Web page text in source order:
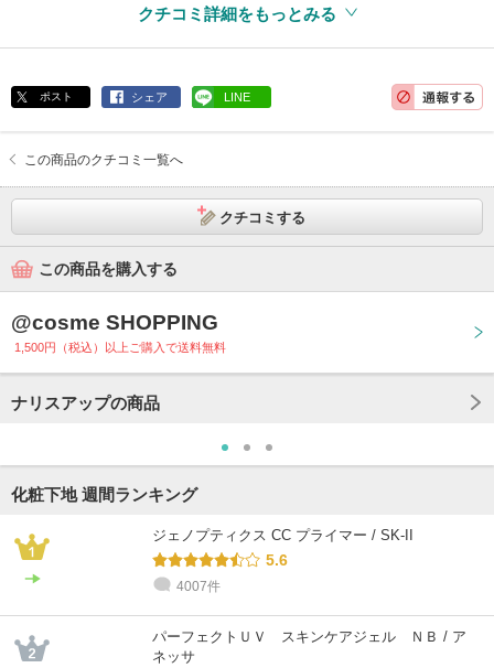
クチコミ詳細をもっとみる
ポスト シェア LINE
この商品のクチコミ一覧へ
クチコミする
この商品を購入する
@cosme SHOPPING
1,500円（税込）以上ご購入で送料無料
ナリスアップの商品
化粧下地 週間ランキング
ジェノプティクス CC プライマー / SK-II
5.6
4007件
パーフェクトＵＶ スキンケアジェル ＮＢ / ア
ネッサ